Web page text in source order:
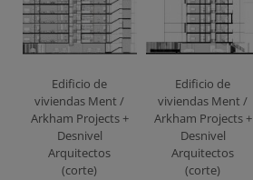
Edificio de
viviendas Ment /
Arkham Projects +
Desnivel
Arquitectos
(corte)
Edificio de
viviendas Ment /
Arkham Projects +
Desnivel
Arquitectos
(corte)